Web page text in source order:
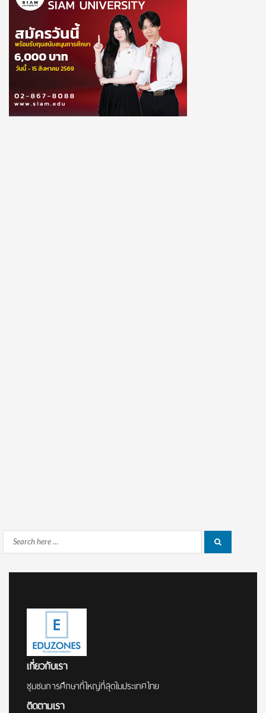
Search
เกี่ยวกับเรา
ชุมชนการศึกษาที่ใหญ่ที่สุดในประเทศไทย
ติดตามเรา